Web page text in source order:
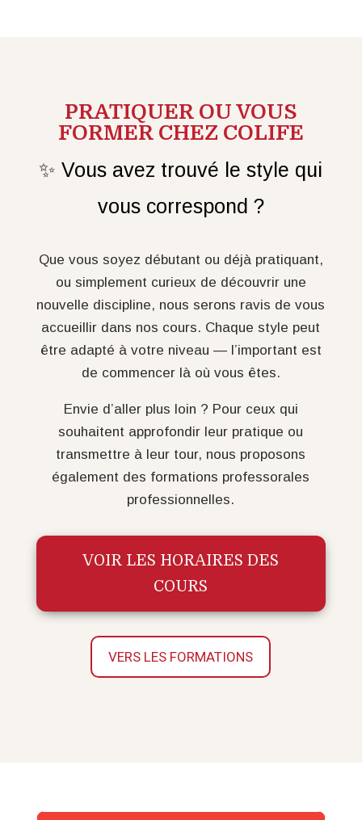
PRATIQUER OU VOUS
FORMER CHEZ COLIFE
✨ Vous avez trouvé le style qui
vous correspond ?
Que vous soyez débutant ou déjà pratiquant,
ou simplement curieux de découvrir une
nouvelle discipline, nous serons ravis de vous
accueillir dans nos cours. Chaque style peut
être adapté à votre niveau — l’important est
de commencer là où vous êtes.
Envie d’aller plus loin ? Pour ceux qui
souhaitent approfondir leur pratique ou
transmettre à leur tour, nous proposons
également des formations professorales
professionnelles.
VOIR LES HORAIRES DES
COURS
VERS LES FORMATIONS